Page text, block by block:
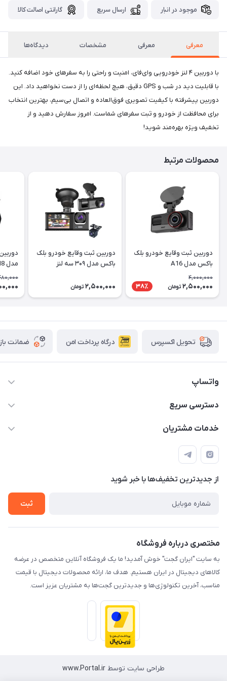
موجود در انبار ارسال سریع گارانتی اصالت کالا
معرفی معرفی مشخصات دیدگاه‌ها
با دوربین ۴ لنز خودرویی وای‌فای، امنیت و راحتی را به سفرهای خود اضافه کنید.
با قابلیت دید در شب و GPS دقیق، هیچ لحظه‌ای را از دست نخواهید داد. این
دوربین پیشرفته با کیفیت تصویری فوق‌العاده و اتصال بی‌سیم، بهترین انتخاب
برای محافظت از خودرو و ثبت سفرهای شماست. امروز سفارش دهید و از
تخفیف ویژه بهره‌مند شوید!
محصولات مرتبط
دوربین ثبت وقایع خودرو بلک
باکس مدل A16
4,000,000
2,500,000 تومان 38٪
دوربین ثبت وقایع خودرو بلک
باکس مدل ۳۰۹ سه لنز
2,500,000 تومان
مدل M8
تحویل اکسپرس درگاه پرداخت امن ضمانت
واتساپ
09933276933 واتس اپ و اینستاگرام - فقط
دسترسی سریع
حساب کاربری
لیست محصولات
درباره ما
خدمات مشتریان
قوانین و مقررات
حریم خصوصی
راهنما
از جدید‌ترین تخفیف‌ها با‌ خبر شوید
ثبت
مختصری درباره فروشگاه
به سایت "ایران گجت" خوش آمدید! ما یک فروشگاه آنلاین متخصص در عرضه
کالاهای دیجیتال در ایران هستیم. هدف ما، ارائه محصولات دیجیتال با قیمت
مناسب، آخرین تکنولوژی‌ها و جدیدترین گجت‌ها به مشتریان عزیز است.
طراحی سایت توسط www.Portal.ir